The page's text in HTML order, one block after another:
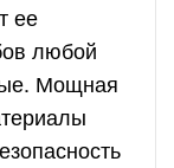
ее
любой
Мощная